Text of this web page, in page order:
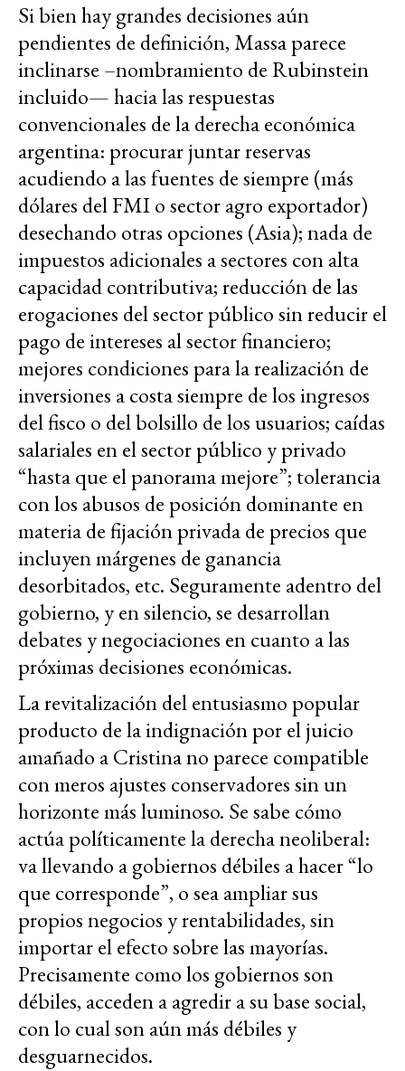
Si bien hay grandes decisiones aún
pendientes de definición, Massa parece
inclinarse –nombramiento de Rubinstein
incluido— hacia las respuestas
convencionales de la derecha económica
argentina: procurar juntar reservas
acudiendo a las fuentes de siempre (más
dólares del FMI o sector agro exportador)
desechando otras opciones (Asia); nada de
impuestos adicionales a sectores con alta
capacidad contributiva; reducción de las
erogaciones del sector público sin reducir el
pago de intereses al sector financiero;
mejores condiciones para la realización de
inversiones a costa siempre de los ingresos
del fisco o del bolsillo de los usuarios; caídas
salariales en el sector público y privado
“hasta que el panorama mejore”; tolerancia
con los abusos de posición dominante en
materia de fijación privada de precios que
incluyen márgenes de ganancia
desorbitados, etc. Seguramente adentro del
gobierno, y en silencio, se desarrollan
debates y negociaciones en cuanto a las
próximas decisiones económicas.
La revitalización del entusiasmo popular
producto de la indignación por el juicio
amañado a Cristina no parece compatible
con meros ajustes conservadores sin un
horizonte más luminoso. Se sabe cómo
actúa políticamente la derecha neoliberal:
va llevando a gobiernos débiles a hacer “lo
que corresponde”, o sea ampliar sus
propios negocios y rentabilidades, sin
importar el efecto sobre las mayorías.
Precisamente como los gobiernos son
débiles, acceden a agredir a su base social,
con lo cual son aún más débiles y
desguarnecidos.